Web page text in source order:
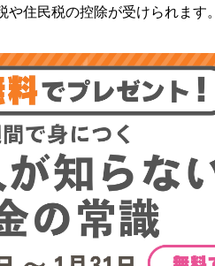
住民税の控除が受けられます。